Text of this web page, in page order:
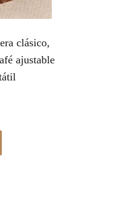
clásico,
ajustable